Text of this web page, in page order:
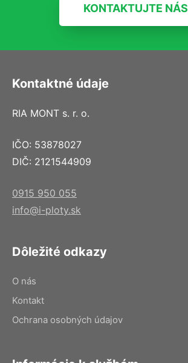
KONTAKTUJTE NÁS
Kontaktné údaje
RIA MONT s. r. o.
IČO: 53878027
DIČ: 2121544909
0915 950 055
info@i-ploty.sk
Dôležité odkazy
O nás
Kontakt
Ochrana osobných údajov